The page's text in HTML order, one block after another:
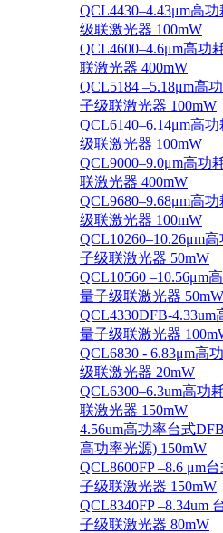
QCL4430–4.43μm高
级联激光器 100mW
QCL4600–4.6μm高功
联激光器 400mW
QCL5184 –5.18μm高
子级联激光器 100mW
QCL6140–6.14μm高
级联激光器 100mW
QCL9000–9.0μm高功
联激光器 400mW
QCL9680–9.68μm高
级联激光器 100mW
QCL10260–10.26μm
子级联激光器 50mW
QCL10560 –10.56μm
量子级联激光器 50mW
QCL4330DFB-
量子级联激光器
QCL6830 - 6.83μm高
级联激光器 20mW
QCL6300–6.3um高功
联激光器 150mW
4.56um高功率台式
高功率光源) 150mW
QCL8600FP –8.6 μm
子级联激光器 150mW
QCL8340FP –8.34um
子级联激光器 80mW